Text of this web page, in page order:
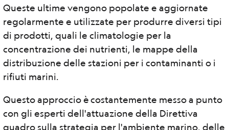
Queste ultime vengono popolate e aggiornate
regolarmente e utilizzate per produrre diversi tipi
di prodotti, quali le climatologie per la
concentrazione dei nutrienti, le mappe della
distribuzione delle stazioni per i contaminanti o i
rifiuti marini.
Questo approccio è costantemente messo a punto
con gli esperti dell'attuazione della Direttiva
quadro sulla strategia per l'ambiente marino, delle